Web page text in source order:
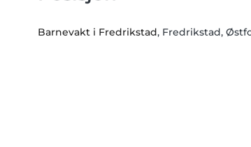
Barnevakt i Fredrikstad, Fredrikstad,